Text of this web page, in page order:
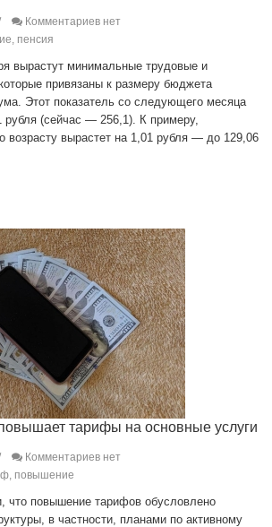
Комментариев нет
пенсия
вырастут минимальные трудовые и
привязаны к размеру бюджета
Этот показатель со следующего месяца
рубля (сейчас — 256,1). К примеру,
возрасту вырастет на 1,01 рубля — до 129,06
тарифы на основные услуги
Комментариев нет
повышение
что повышение тарифов обусловлено
в частности, планами по активному